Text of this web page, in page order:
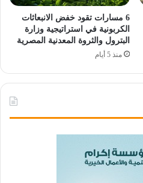
6 مسارات تقود خفض الانبعاثات
الكربونية في استراتيجية وزارة
البترول والثروة المعدنية المصرية
منذ 5 أيام